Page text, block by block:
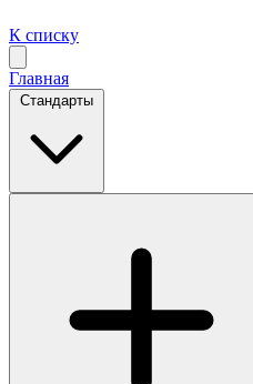
К списку
Главная
Стандарты